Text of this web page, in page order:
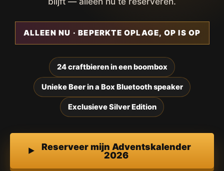
ALLEEN NU · BEPERKTE OPLAGE, OP IS OP
24 craftbieren in een boombox
Unieke Beer in a Box Bluetooth speaker
Exclusieve Silver Edition
Reserveer mijn Adventskalender
2026